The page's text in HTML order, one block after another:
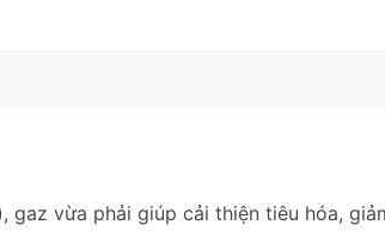
vừa phải giúp cải thiện tiêu hóa,